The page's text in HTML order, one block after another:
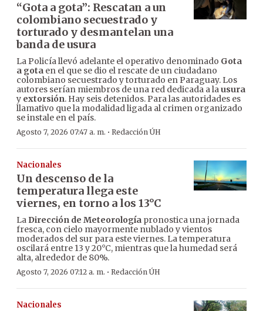
“Gota a gota”: Rescatan a un
colombiano secuestrado y
torturado y desmantelan una
banda de usura
La Policía llevó adelante el operativo denominado Gota
a gota en el que se dio el rescate de un ciudadano
colombiano secuestrado y torturado en Paraguay. Los
autores serían miembros de una red dedicada a lausura
y extorsión. Hay seis detenidos. Para las autoridades es
llamativo que la modalidad ligada al crimen organizado
se instale en el país.
Agosto 7, 2026 07:47 a. m. · Redacción ÚH
Nacionales
Un descenso de la
temperatura llega este
viernes, en torno a los 13°C
La Dirección de Meteorología pronostica una jornada
fresca, con cielo mayormente nublado y vientos
moderados del sur para este viernes. La temperatura
oscilará entre 13 y 20°C, mientras que la humedad será
alta, alrededor de 80%.
Agosto 7, 2026 07:12 a. m. · Redacción ÚH
Nacionales